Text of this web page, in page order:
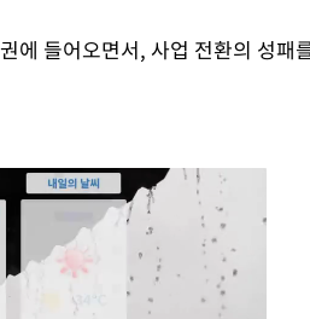
에 들어오면서, 사업 전환의 성패